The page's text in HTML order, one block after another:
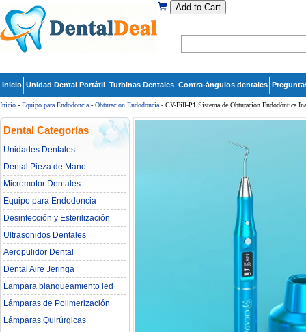
Add to Cart
Inicio Unidad Dental Portátil Turbinas Dentales Contra-ángulos dentales
Inicio - Equipo para Endodoncia - Obturación Endodoncia - CV-Fill-P1 Sistema de Obturación Endodóntica
Dental Categorías
Unidades Dentales
Dental Pieza de Mano
Micromotor Dentales
Equipo para Endodoncia
Desinfección y Esterilización
Ultrasonidos Dentales
Aeropulidor Dental
Dental Aire Jeringa
Lampara blanqueamiento led
dental
Lámparas de Polimerización
Lámparas Quirúrgicas